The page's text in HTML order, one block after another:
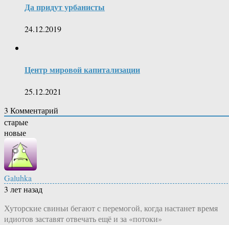
Да придут урбанисты
24.12.2019
Центр мировой капитализации
25.12.2021
3 Комментарий
старые
новые
Galuhka
3 лет назад
Хуторские свиньи бегают с перемогой, когда настанет время
идиотов заставят отвечать ещё и за «потоки»